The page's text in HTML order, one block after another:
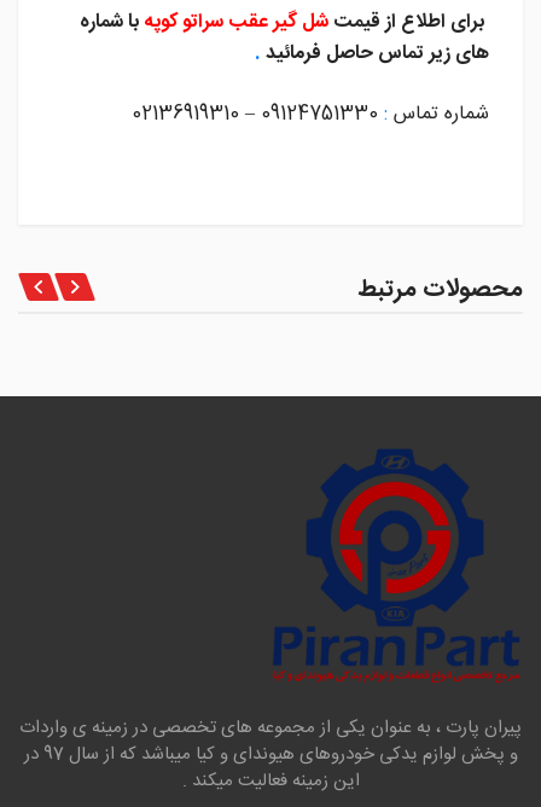
برای اطلاع از قیمتشل گیر عقب سراتو کوپهبا شماره
های زیر تماس حاصل فرمائید.
شماره تماس :
محصولات مرتبط
پیران پارت ، به عنوان یکی از مجموعه های تخصصی در زمینه ی واردات
و پخش لوازم یدکی خودروهای هیوندای و کیا میباشد که از سال 97 در
این زمینه فعالیت میکند .